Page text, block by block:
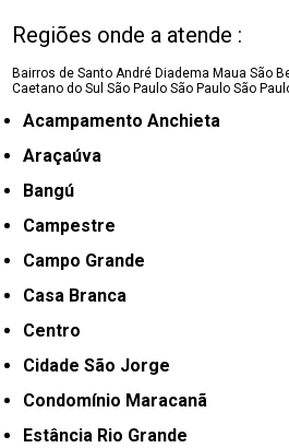
Regiões onde a atende :
Bairros de Santo André Diadema Maua São
Caetano do SulSão Paulo São Paulo São
Acampamento Anchieta
Araçaúva
Bangú
Campestre
Campo Grande
Casa Branca
Centro
Cidade São Jorge
Condomínio Maracanã
Estância Rio Grande